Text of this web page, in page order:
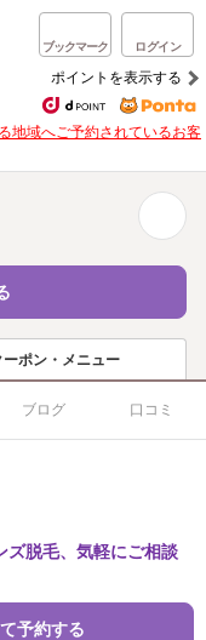
ブックマーク ログイン
ポイントを表示する
地域へご予約されているお客
ーポン・メニュー
ブログ 口コミ
ズ脱毛、気軽にご相談
予約する